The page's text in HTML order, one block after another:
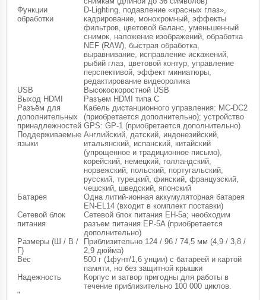
Функции
обработки
D-Lighting, подавление «красных глаз»,
кадрирование, монохромный, эффекты
фильтров, цветовой баланс, уменьшенный
снимок, наложение изображений, обработка
NEF (RAW), быстрая обработка,
выравнивание, исправление искажений,
рыбий глаз, цветовой контур, управление
перспективой, эффект миниатюры,
редактирование видеоролика
USB
Высокоскоростной USB
Выход HDMI
Разъем HDMI типа С
Разъём для
дополнительных
принадлежностей
Кабель дистанционного управления: MC-DC2
(приобретается дополнительно); устройство
GPS: GP-1 (приобретается дополнительно)
Поддерживаемые
языки
Английский, датский, индонезийский,
итальянский, испанский, китайский
(упрощенное и традиционное письмо),
корейский, немецкий, голландский,
норвежский, польский, португальский,
русский, турецкий, финский, французский,
чешский, шведский, японский
Батарея
Одна литий-ионная аккумуляторная батарея
EN-EL14 (входит в комплект поставки)
Сетевой блок
питания
Сетевой блок питания EH-5а; необходим
разъем питания EP-5A (приобретается
дополнительно)
Размеры (Ш / В /
Г)
Приблизительно 124 / 96 / 74,5 мм (4,9 / 3,8 /
2,9 дюйма)
Вес
500 г (1фунт/1,6 унции) с батареей и картой
памяти, но без защитной крышки
Надежность
Корпус и затвор пригодны для работы в
течение приблизительно 100 000 циклов.
"